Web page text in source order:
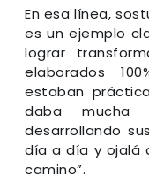
En esa línea,
es un ejemplo
lograr
elaborados
estaban
daba mucha
desarrollando
día a día y ojalá
camino”.